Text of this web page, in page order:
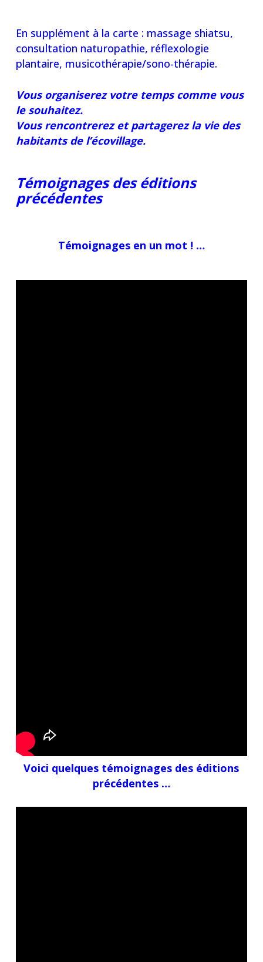
En supplément à la carte : massage shiatsu,
consultation naturopathie, réflexologie
plantaire, musicothérapie/sono-thérapie.
Vous organiserez votre temps comme vous
le souhaitez.
Vous rencontrerez et partagerez la vie des
habitants de l’écovillage.
Témoignages des éditions
précédentes
Témoignages en un mot ! …
Voici quelques témoignages des éditions
précédentes …